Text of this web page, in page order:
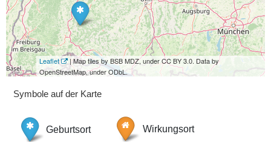
Leaflet
| Map tiles by BSB MDZ, under CC BY 3.0. Data by
OpenStreetMap, under ODbL.
Symbole auf der Karte
Geburtsort Wirkungsort